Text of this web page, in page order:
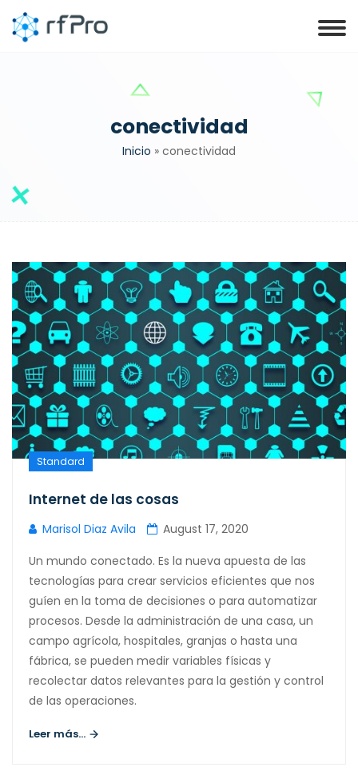
conectividad
Inicio » conectividad
Standard
Internet de las cosas
Marisol Diaz Avila
August 17, 2020
Un mundo conectado. Es la nueva apuesta de las
tecnologías para crear servicios eficientes que nos
guíen en la toma de decisiones o para automatizar
procesos. Desde la administración de una casa, un
campo agrícola, hospitales, granjas o hasta una
fábrica, se pueden medir variables físicas y
recolectar datos relevantes para la gestión y control
de las operaciones.
Leer más...